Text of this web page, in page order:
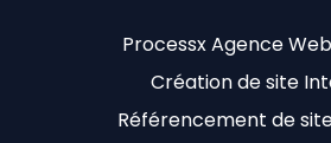
Processx Agence
Création de site
Référencement de